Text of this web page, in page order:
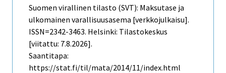
Suomen virallinen tilasto (SVT): Maksutase ja
ulkomainen varallisuusasema [verkkojulkaisu].
ISSN=2342-3463. Helsinki: Tilastokeskus
[viitattu: 7.8.2026].
Saantitapa:
https://stat.fi/til/mata/2014/11/index.html